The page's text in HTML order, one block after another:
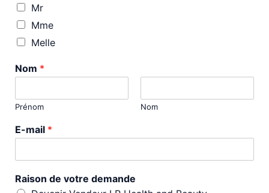
Mr
Mme
Melle
Nom *
Prénom Nom
E-mail *
Raison de votre demande